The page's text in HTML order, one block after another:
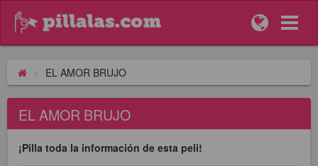
EL AMOR BRUJO
EL AMOR BRUJO
¡Pilla toda la información de esta peli!